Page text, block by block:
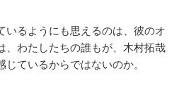
いるようにも思えるのは、彼のオ
、わたしたちの誰もが、木村拓哉
ているからではないのか。